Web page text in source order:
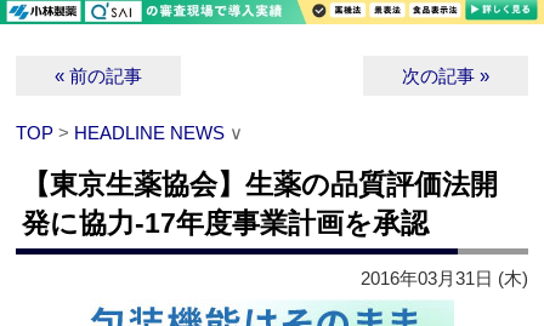
« 前の記事 次の記事 »
TOP > HEADLINE NEWS ∨
【東京生薬協会】生薬の品質評価法開
発に協力‐17年度事業計画を承認
2016年03月31日 (木)